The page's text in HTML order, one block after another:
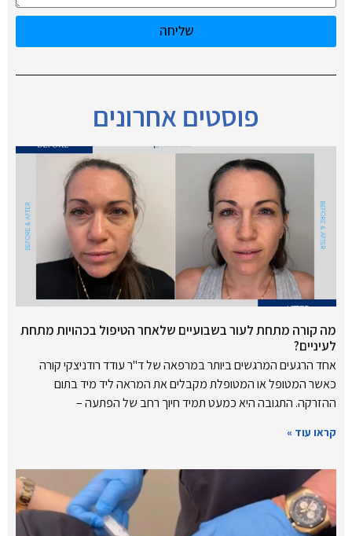
שליחה
פוסטים אחרונים
מה קורה מתחת לעור בשבועיים שלאחר הטיפול בכהויות מתחת
לעיניים?
אחד הרגעים המרגשים ביותר במרפאה של ד"ר עודד רודניצקי קורה
כאשר המטופל או המטופלת מקבלים את המראה ליד מיד בתום
ההזרקה. התגובה היא כמעט תמיד חיוך רחב של הפתעה –
קראו עוד »